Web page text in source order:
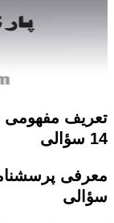
تعریف مفهومی
14 سؤالی
معرفی
سؤالی